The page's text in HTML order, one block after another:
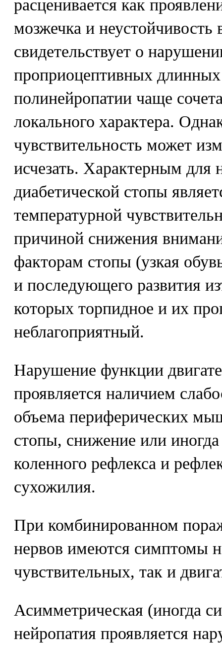
расценивается как
мозжечка и неустойчивость
свидетельствует о
проприоцептивных
полинейропатии чаще
локального характера.
чувствительность может
исчезать. Характерным для
диабетической стопы
температурной
причиной снижения
факторам стопы (узкая
и последующего развития
которых торпидное и их
неблагоприятный.
Нарушение функции
проявляется наличием
объема периферических
стопы, снижение или
коленного рефлекса и
сухожилия.
При комбинированном
нервов имеются симптомы
чувствительных, так и
Асимметрическая (иногда
нейропатия проявляется